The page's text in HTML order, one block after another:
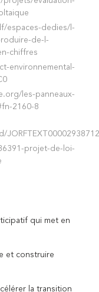
espaces-dedies/l-
de-l-
chiffres
environnemental-
les-panneaux-
2160-8
projet-de-loi-
qui met en
et construire
la transition